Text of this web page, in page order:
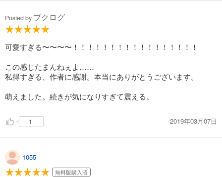
Posted by ブクログ
可愛すぎる〜〜〜〜！！！！！！！！！！！！！！！！！
この感じたまんねぇよ……
私得すぎる、作者に感謝。本当にありがとうございます。
萌えました。続きが気になりすぎて震える。
1 2019年03月07日
1055
無料版購入済